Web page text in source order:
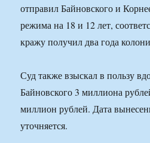
отправил Байновского и
режима на 18 и 12 лет,
кражу получил два года
Суд также взыскал в пользу
Байновского 3 миллиона
миллион рублей. Дата
уточняется.